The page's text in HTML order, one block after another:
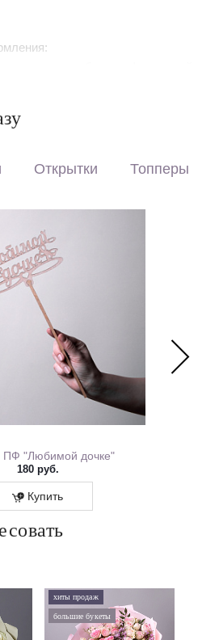
минималистичный вариант
Открытки Топперы
ПФ "Любимой дочке"
180 руб.
Купить
хиты продаж
большие букеты